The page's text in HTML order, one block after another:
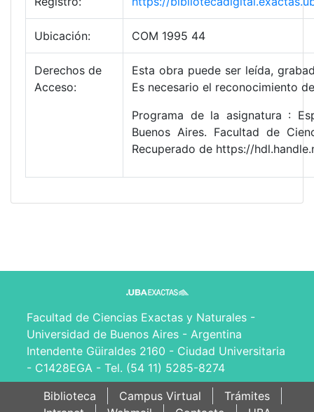
Ubicación: COM 1995 44
Derechos de
Acceso:
Esta obra puede ser leída,
Es necesario el reconocimiento
Programa de la asignatura :
Buenos Aires. Facultad de
Recuperado de https://
Facultad de Ciencias Exactas y Naturales -
Universidad de Buenos Aires - Argentina
Intendente Güiraldes 2160 - Ciudad Universitaria
- C1428EGA - Tel. (54 11) 5285-8274
Biblioteca
Campus Virtual
Trámites